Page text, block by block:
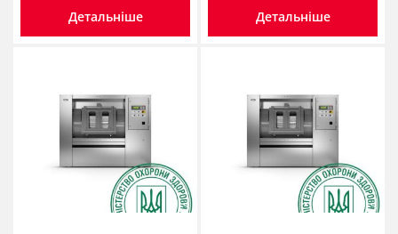
Детальніше Детальніше